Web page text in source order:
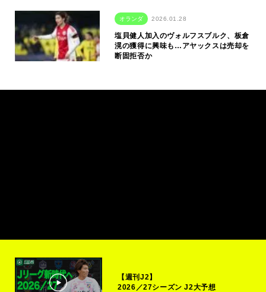
オランダ 2026.01.28
塩貝健人加入のヴォルフスブルク、板倉
滉の獲得に興味も…アヤックスは売却を
断固拒否か
【週刊J2】
2026／27シーズン J2大予想